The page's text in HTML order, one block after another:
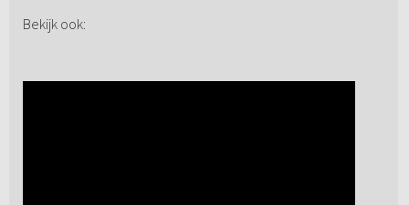
Bekijk ook: